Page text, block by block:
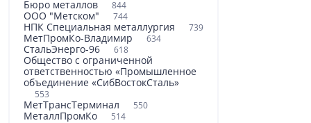
Бюро металлов 844
ООО "Метском" 744
НПК Специальная металлургия 739
МетПромКо-Владимир 634
СтальЭнерго-96 618
Общество с ограниченной
ответственностью «Промышленное
объединение «СибВостокСталь»
553
МетТрансТерминал 550
МеталлПромКо 514